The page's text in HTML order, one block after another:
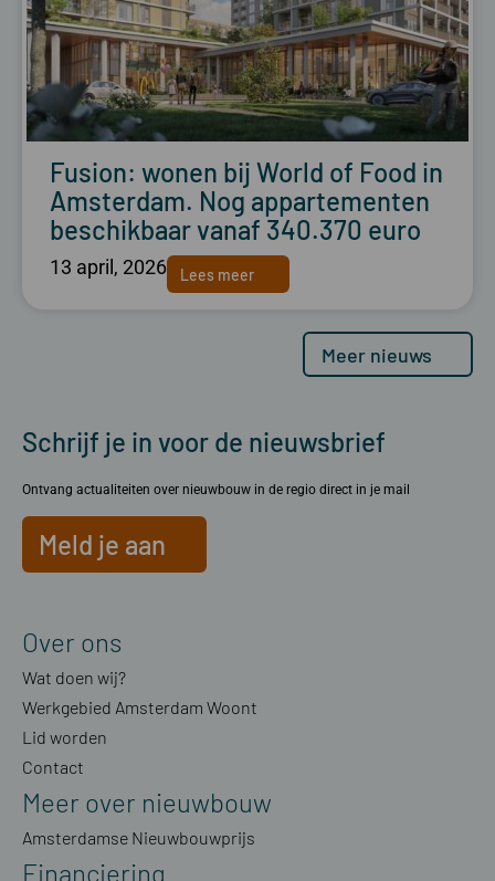
Fusion: wonen bij World of Food in
Amsterdam. Nog appartementen
beschikbaar vanaf 340.370 euro
13 april, 2026 Lees meer
Meer nieuws
Schrijf je in voor de nieuwsbrief
Ontvang actualiteiten over nieuwbouw in de regio direct in je mail
Meld je aan
Over ons
Wat doen wij?
Werkgebied Amsterdam Woont
Lid worden
Contact
Meer over nieuwbouw
Amsterdamse Nieuwbouwprijs
Financiering